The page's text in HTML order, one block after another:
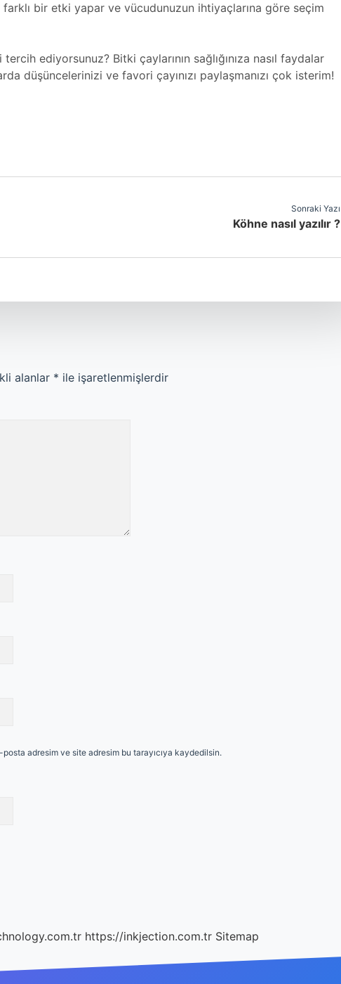
bir etki yapar ve vücudunuzun ihtiyaçlarına göre seçim
ediyorsunuz? Bitki çaylarının sağlığınıza nasıl faydalar
düşüncelerinizi ve favori çayınızı paylaşmanızı çok isterim!
Sonraki Yazı
Köhne nasıl yazılır ?
alanlar * ile işaretlenmişlerdir
posta adresim ve site adresim bu tarayıcıya kaydedilsin.
https://inkjection.com.tr Sitemap